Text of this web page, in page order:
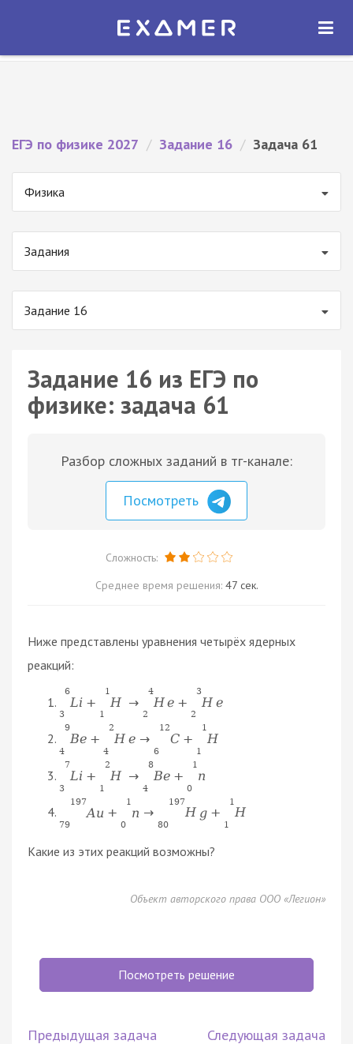
Экзамер — ЕГЭ 2027
ОТКРЫТЬ
ЕГЭ по физике 2027 / Задание 16 / Задача 61
Физика
Задания
Задание 16
Задание 16 из ЕГЭ по
физике: задача 61
Разбор сложных заданий в тг-канале:
Посмотреть
Сложность:
Среднее время решения: 47 сек.
Ниже представлены уравнения четырёх ядерных
реакций:
3
6
Li +
1
1
H →
2
4
He +
2
3
H e
4
9
Be +
4
2
H e →
6
12
C +
1
1
H
3
7
Li +
1
2
H →
4
8
Be +
0
1
n
79
197
Au +
0
1
n →
80
197
H g +
1
1
H
Какие из этих реакций возможны?
Объект авторского права ООО «Легион»
Посмотреть решение
Предыдущая задача Следующая задача